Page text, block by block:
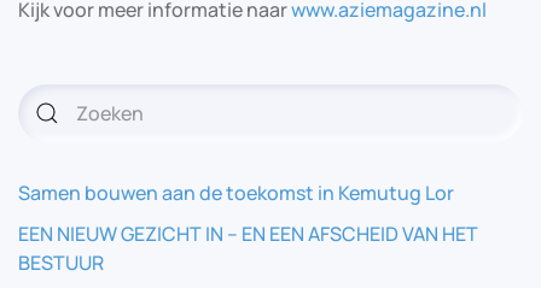
Kijk voor meer informatie naarwww.aziemagazine.nl
Samen bouwen aan de toekomst in Kemutug Lor
EEN NIEUW GEZICHT IN – EN EEN AFSCHEID VAN HET
BESTUUR